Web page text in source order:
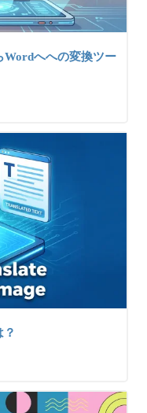
Wordへへの変換ツー